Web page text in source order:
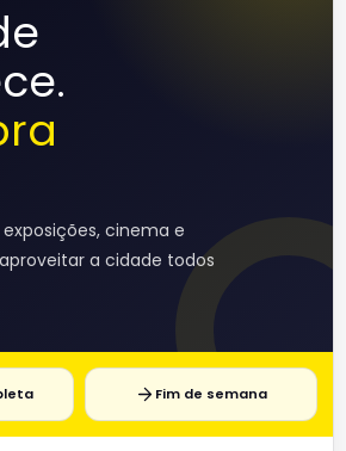
cinema e
a cidade todos
Fim de semana